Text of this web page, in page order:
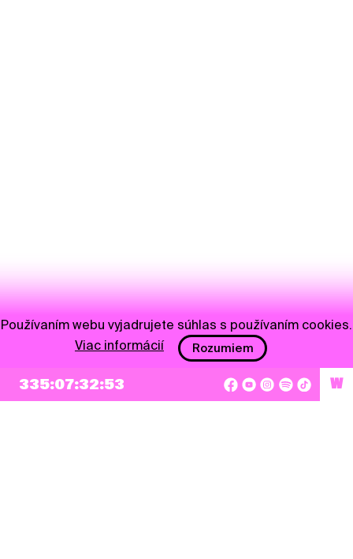
335:07:32:53 W
Používaním webu vyjadrujete súhlas s používaním cookies.
Viac informácií
Rozumiem